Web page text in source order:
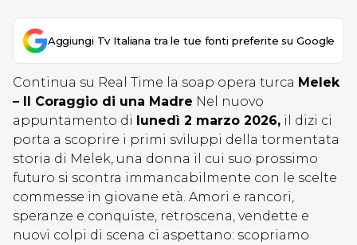
Aggiungi Tv Italiana tra le tue fonti preferite su Google
Continua su Real Time la soap opera turca Melek
– Il Coraggio di una Madre Nel nuovo
appuntamento di lunedì 2 marzo 2026, il dizi ci
porta a scoprire i primi sviluppi della tormentata
storia di Melek, una donna il cui suo prossimo
futuro si scontra immancabilmente con le scelte
commesse in giovane età. Amori e rancori,
speranze e conquiste, retroscena, vendette e
nuovi colpi di scena ci aspettano: scopriamo